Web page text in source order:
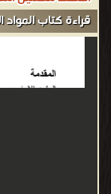
قراءة كتاب المواد